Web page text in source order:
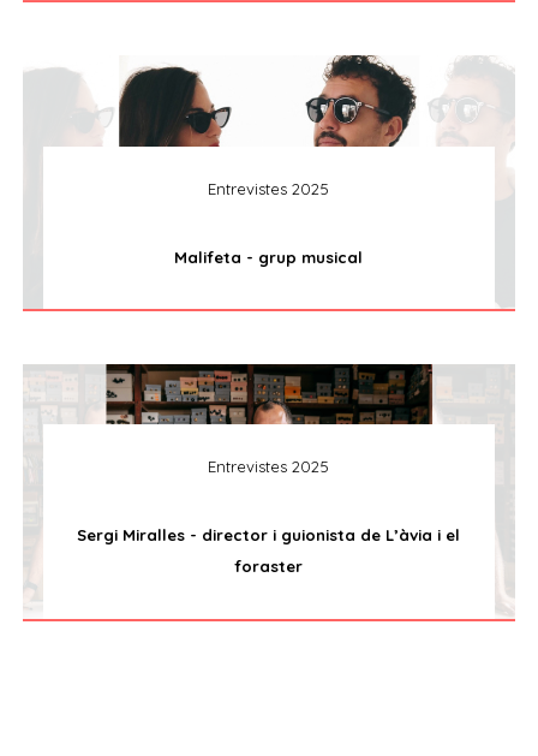
Entrevistes 2025
Malifeta - grup musical
Entrevistes 2025
Sergi Miralles - director i guionista de L’àvia i el
foraster